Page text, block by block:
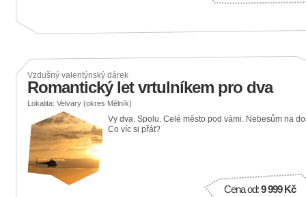
Vzdušný valentýnský dárek
Romantický let vrtulníkem pro dva
Lokalita: Velvary (okres Mělník)
Vy dva. Spolu. Celé město pod vámi. Nebesům na
Co víc si přát?
Cena od:9 999 Kč